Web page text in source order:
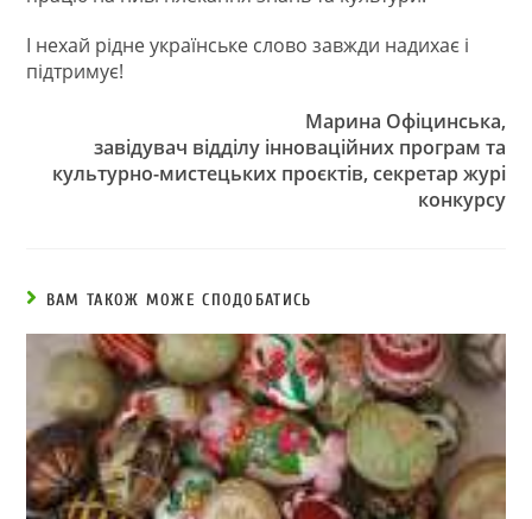
І нехай рідне українське слово завжди надихає і
підтримує!
Марина Офіцинська,
завідувач відділу інноваційних програм та
культурно-мистецьких проєктів, секретар журі
конкурсу
ВАМ ТАКОЖ МОЖЕ СПОДОБАТИСЬ